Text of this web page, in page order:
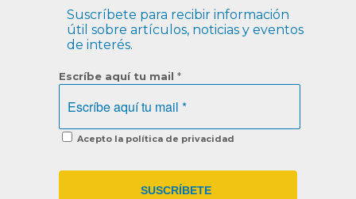
Suscríbete para recibir información
útil sobre artículos, noticias y eventos
de interés.
Escríbe aquí tu mail *
Acepto la política de privacidad